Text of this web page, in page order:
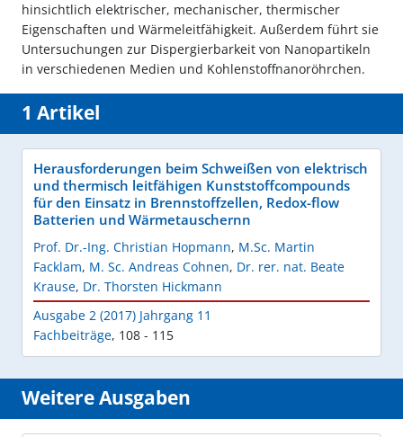
hinsichtlich elektrischer, mechanischer, thermischer
Eigenschaften und Wärmeleitfähigkeit. Außerdem führt sie
Untersuchungen zur Dispergierbarkeit von Nanopartikeln
in verschiedenen Medien und Kohlenstoffnanoröhrchen.
1 Artikel
Herausforderungen beim Schweißen von elektrisch
und thermisch leitfähigen Kunststoffcompounds
für den Einsatz in Brennstoffzellen, Redox-flow
Batterien und Wärmetauschernn
Prof. Dr.-Ing. Christian Hopmann, M.Sc. Martin
Facklam, M. Sc. Andreas Cohnen, Dr. rer. nat. Beate
Krause, Dr. Thorsten Hickmann
Ausgabe 2 (2017) Jahrgang 11
Fachbeiträge, 108 - 115
Weitere Ausgaben